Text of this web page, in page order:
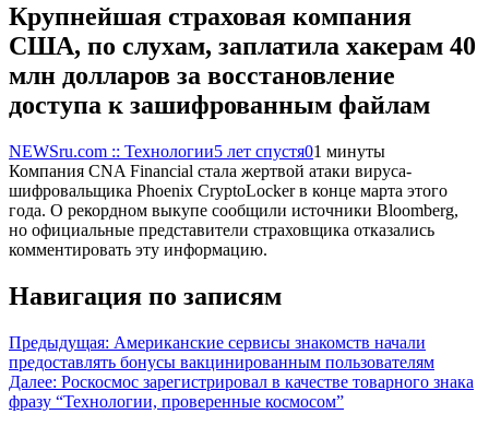
Крупнейшая страховая компания
США, по слухам, заплатила хакерам 40
млн долларов за восстановление
доступа к зашифрованным файлам
NEWSru.com :: Технологии5 лет спустя01 минуты
Компания CNA Financial стала жертвой атаки вируса-
шифровальщика Phoenix CryptoLocker в конце марта этого
года. О рекордном выкупе сообщили источники Bloomberg,
но официальные представители страховщика отказались
комментировать эту информацию.
Навигация по записям
Предыдущая: Американские сервисы знакомств начали
предоставлять бонусы вакцинированным пользователям
Далее: Роскосмос зарегистрировал в качестве товарного знака
фразу “Технологии, проверенные космосом”